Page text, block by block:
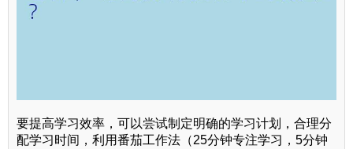
要提高学习效率，可以尝试制定明确的学习计划，合理分
配学习时间，利用番茄工作法（25分钟专注学习，5分钟